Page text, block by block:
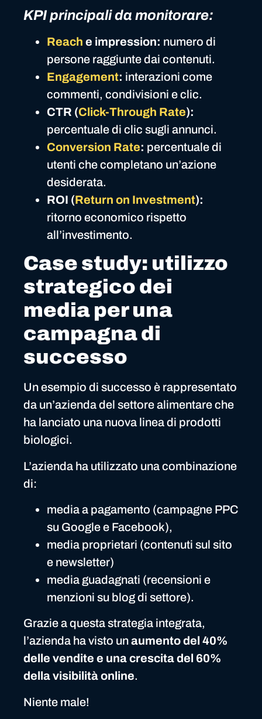
KPI principali da monitorare:
Reach e impression: numero di
persone raggiunte dai contenuti.
Engagement: interazioni come
commenti, condivisioni e clic.
CTR (Click-Through Rate):
percentuale di clic sugli annunci.
Conversion Rate: percentuale di
utenti che completano un’azione
desiderata.
ROI (Return on Investment):
ritorno economico rispetto
all’investimento.
Case study: utilizzo
strategico dei
media per una
campagna di
successo
Un esempio di successo è rappresentato
da un’azienda del settore alimentare che
ha lanciato una nuova linea di prodotti
biologici.
L’azienda ha utilizzato una combinazione
di:
media a pagamento (campagne PPC
su Google e Facebook),
media proprietari (contenuti sul sito
e newsletter)
media guadagnati (recensioni e
menzioni su blog di settore).
Grazie a questa strategia integrata,
l’azienda ha visto unaumento del 40%
delle vendite e una crescita del 60%
della visibilità online.
Niente male!